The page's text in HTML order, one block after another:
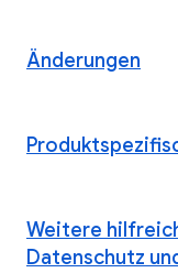
Änderungen
Weitere
Datenschutz